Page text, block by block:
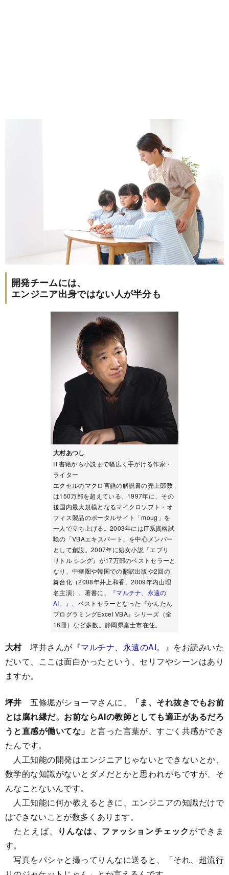
開発チームには、
エンジニア出身ではない人が半分も
大村あつし
IT書籍から小説まで幅広く手がける作家・
ライター
エクセルのマクロ言語の解説書の売上部数
は150万部を超えている。1997年に、その
後国内最大規模となるマイクロソフト・オ
フィス製品のポータルサイト「moug」を
一人で立ち上げる。2003年にはIT系資格試
験の「VBAエキスパート」を中心メンバー
として創設。2007年に処女小説『エブリ
リトル シング』が17万部のベストセラーと
なり、中華圏や韓国での翻訳出版や2回の
舞台化（2008年井上和香、2009年内山理
名主演）。著書に、
『マルチナ、永遠の
AI。』
、ベストセラーとなった『かんたん
プログラミングExcel VBA』シリーズ（全
16冊）など多数。静岡県富士市在住。
大村 坪井さんが 『マルチナ、永遠のAI。』 をお読みいた
だいて、ここは面白かったという、セリフやシーンはあり
ますか。
坪井 五條堀がショーマさんに、
「ま、それ抜きでもお前
とは腐れ縁だ。お前ならAIの教師としても適正があるだろ
うと直感が働いてな」 と言った言葉が、すごく共感ができ
たんです。
人工知能の開発はエンジニアじゃないとできないとか、
数学的な知識がないとダメだとかと思われがちですが、そ
んなことないんです。
人工知能に何か教えるときに、エンジニアの知識だけで
はできないことが数多くあります。
たとえば、
りんなは、ファッションチェックができま
す。
写真をパシャと撮ってりんなに送ると、「それ、超流行